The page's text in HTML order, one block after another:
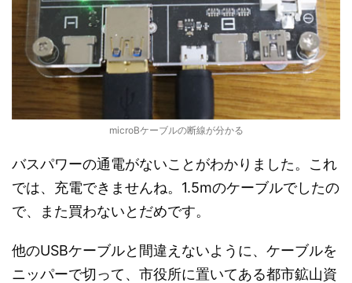
microBケーブルの断線が分かる
バスパワーの通電がないことがわかりました。これ
では、充電できませんね。1.5mのケーブルでしたの
で、また買わないとだめです。
他のUSBケーブルと間違えないように、ケーブルを
ニッパーで切って、市役所に置いてある都市鉱山資